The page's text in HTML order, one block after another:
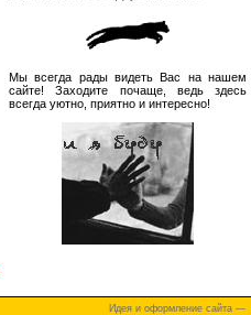
Мы всегда рады видеть Вас на нашем
сайте! Заходите почаще, ведь здесь
всегда уютно, приятно и интересно!
Идея и оформление сайта —